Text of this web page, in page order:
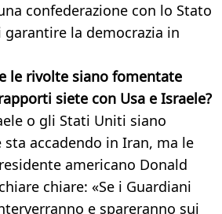
confederazione con lo Stato
garantire la democrazia in
le rivolte siano fomentate
siete con Usa e Israele?
o gli Stati Uniti siano
accadendo in Iran, ma le
americano Donald
chiare: «Se i Guardiani
e spareranno sui